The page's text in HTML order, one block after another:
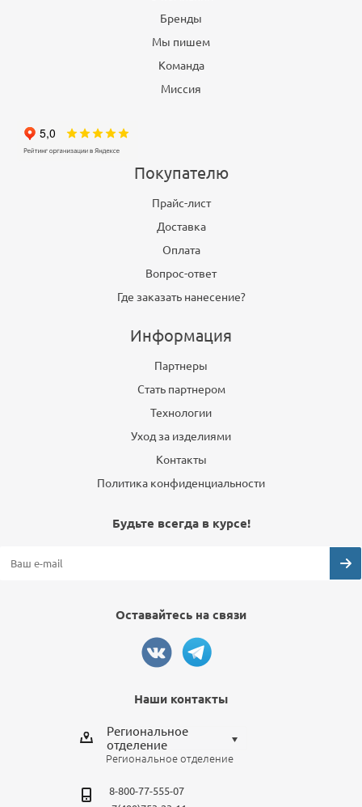
Бренды
Мы пишем
Команда
Миссия
Покупателю
Прайс-лист
Доставка
Оплата
Вопрос-ответ
Где заказать нанесение?
Информация
Партнеры
Стать партнером
Технологии
Уход за изделиями
Контакты
Политика конфиденциальности
Будьте всегда в курсе!
Оставайтесь на связи
Наши контакты
Региональное
отделение
Выберите отделение
Региональное отделение
Региональное отделение
8-800-77-555-07